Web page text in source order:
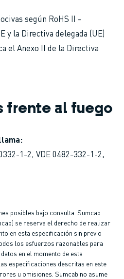
según RoHS II -
y la Directiva delegada (UE)
el Anexo II de la Directiva
frente al fuego
1-2, VDE 0482-332-1-2,
posibles bajo consulta. Sumcab
se reserva el derecho de realizar
en esta especificación sin previo
los esfuerzos razonables para
en el momento de esta
especificaciones descritas en este
u omisiones. Sumcab no asume